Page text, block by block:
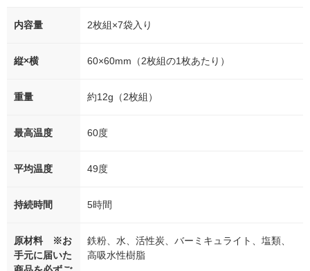
内容量 2枚組×7袋入り
縦×横 60×60mm（2枚組の1枚あたり）
重量 約12g（2枚組）
最高温度 60度
平均温度 49度
持続時間 5時間
原材料 ※お
手元に届いた
鉄粉、水、活性炭、バーミキュライト、塩類、
高吸水性樹脂